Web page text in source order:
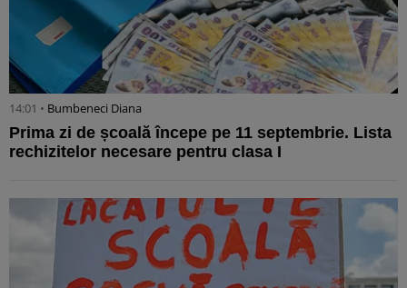
14:01 • Bumbeneci Diana
Prima zi de școală începe pe 11 septembrie. Lista
rechizitelor necesare pentru clasa I